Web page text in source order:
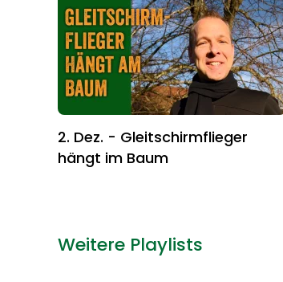
2. Dez. - Gleitschirmflieger
hängt im Baum
Weitere Playlists